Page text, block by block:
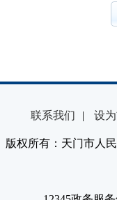
联系我们 | 设
版权所有：天门市人